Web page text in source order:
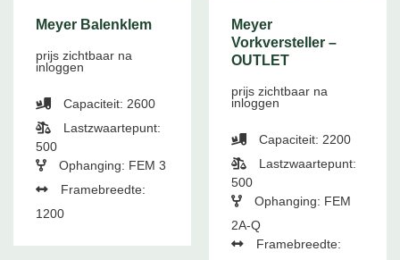
Meyer Balenklem
prijs zichtbaar na
inloggen
Capaciteit: 2600
Lastzwaartepunt:
500
Ophanging: FEM 3
Framebreedte:
1200
Meyer
Vorkversteller –
OUTLET
prijs zichtbaar na
inloggen
Capaciteit: 2200
Lastzwaartepunt:
500
Ophanging: FEM
2A-Q
Framebreedte: